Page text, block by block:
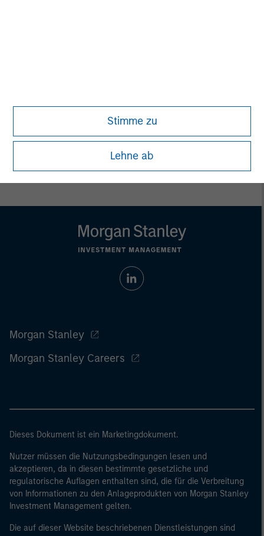
Stimme zu
Lehne ab
Morgan Stanley
Morgan Stanley Careers
Dieses Dokument ist ein Marketingdokument.
Nutzer müssen die Nutzungsbedingungen lesen und
akzeptieren, da in diesen bestimmte gesetzliche und
regulatorische Auflagen enthalten sind, die für die Verbreitung
von Informationen zu den Anlageprodukten von Morgan Stanley
Investment Management gelten.
Die auf dieser Website beschriebenen Dienstleistungen sind